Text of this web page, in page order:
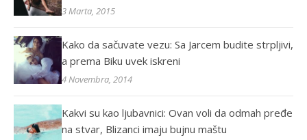
3 Marta, 2015
Kako da sačuvate vezu: Sa Jarcem budite strpljivi,
a prema Biku uvek iskreni
4 Novembra, 2014
Kakvi su kao ljubavnici: Ovan voli da odmah pređe
na stvar, Blizanci imaju bujnu maštu